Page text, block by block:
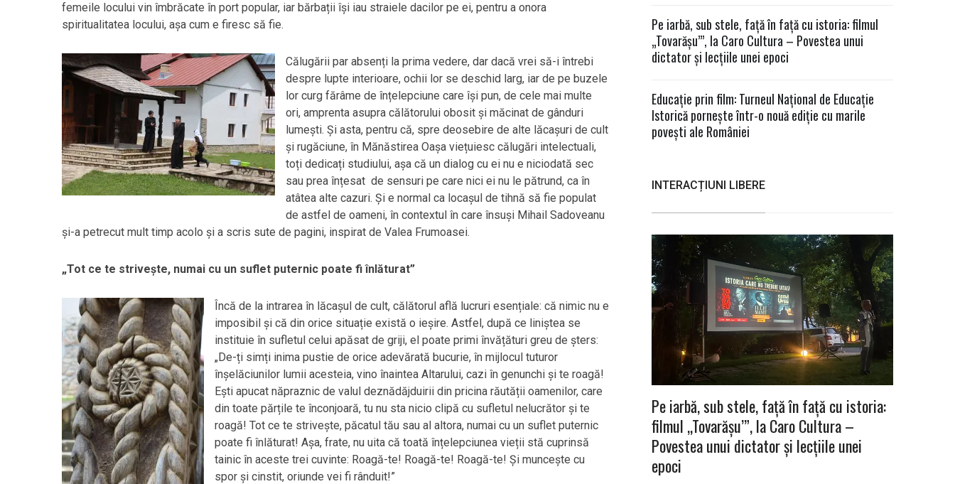
femeile locului vin îmbrăcate în port popular, iar bărbații își iau straiele dacilor pe ei, pentru a onora
spiritualitatea locului, așa cum e firesc să fie.
Călugării par absenți la prima vedere, dar dacă vrei să-i întrebi
despre lupte interioare, ochii lor se deschid larg, iar de pe buzele
lor curg fărâme de înțelepciune care își pun, de cele mai multe
ori, amprenta asupra călătorului obosit și măcinat de gânduri
lumești. Și asta, pentru că, spre deosebire de alte lăcașuri de cult
și rugăciune, în Mănăstirea Oașa viețuiesc călugări intelectuali,
toți dedicați studiului, așa că un dialog cu ei nu e niciodată sec
sau prea înțesat de sensuri pe care nici ei nu le pătrund, ca în
atâtea alte cazuri. Și e normal ca locașul de tihnă să fie populat
de astfel de oameni, în contextul în care însuși Mihail Sadoveanu
și-a petrecut mult timp acolo și a scris sute de pagini, inspirat de Valea Frumoasei.
„Tot ce te strivește, numai cu un suflet puternic poate fi înlăturat”
Încă de la intrarea în lăcașul de cult, călătorul află lucruri esențiale: că nimic nu e
imposibil și că din orice situație există o ieșire. Astfel, după ce liniștea se
instituie în sufletul celui apăsat de griji, el poate primi învățături greu de șters:
„De-ți simți inima pustie de orice adevărată bucurie, în mijlocul tuturor
înșelăciunilor lumii acesteia, vino înaintea Altarului, cazi în genunchi și te roagă!
Ești apucat năpraznic de valul deznădăjduirii din pricina răutății oamenilor, care
din toate părțile te înconjoară, tu nu sta nicio clipă cu sufletul nelucrător și te
roagă! Tot ce te strivește, păcatul tău sau al altora, numai cu un suflet puternic
poate fi înlăturat! Așa, frate, nu uita că toată înțelepciunea vieții stă cuprinsă
tainic în aceste trei cuvinte: Roagă-te! Roagă-te! Roagă-te! Și muncește cu
spor și cinstit, oriunde vei fi rânduit!”
Pe iarbă, sub stele, față în față cu istoria: filmul
„Tovarășu’”, la Caro Cultura – Povestea unui
dictator și lecțiile unei epoci
Educație prin film: Turneul Național de Educație
Istorică pornește într-o nouă ediție cu marile
povești ale României
INTERACȚIUNI LIBERE
Pe iarbă, sub stele, față în față cu istoria:
filmul „Tovarășu’”, la Caro Cultura –
Povestea unui dictator și lecțiile unei
epoci